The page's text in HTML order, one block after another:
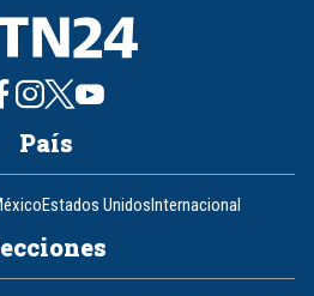
País
Estados UnidosInternacional